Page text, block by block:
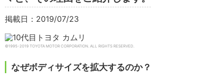
掲載日：2019/07/23
©1995-2019 TOYOTA MOTOR CORPORATION. ALL RIGHTS RESERVED.
なぜボディサイズを拡大するのか？